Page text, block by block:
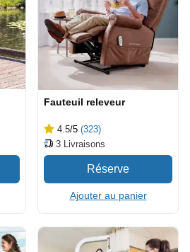
Fauteuil releveur
4.5/5 (323)
3 Livraisons
Ajouter au panier